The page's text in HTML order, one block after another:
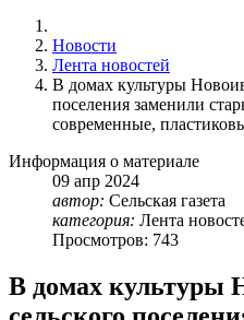
Новости
Лента новостей
В домах культуры
поселения заменили
современные,
Информация о материале
09 апр 2024
автор: Сельская газета
категория: Лента
Просмотров: 743
В домах культуры